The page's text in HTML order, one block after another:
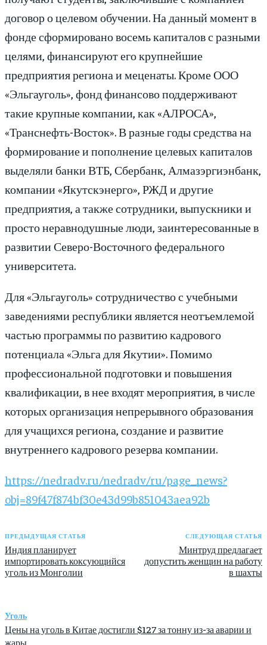
договор о целевом обучении. На данный момент в
фонде сформировано восемь капиталов с разными
целями, финансируют его крупнейшие
предприятия региона и меценаты. Кроме ООО
«Эльгауголь», фонд финансово поддерживают
такие крупные компании, как «АЛРОСА»,
«Транснефть-Восток». В разные годы средства на
формирование и пополнение целевых капиталов
выделяли банки ВТБ, Сбербанк, Алмазэргиэнбанк,
компании «Якутскэнерго», РЖД и другие
предприятия, а также сотрудники, выпускники и
просто неравнодушные люди, заинтересованные в
развитии Северо-Восточного федерального
университета.
Для «Эльгауголь» сотрудничество с учебными
заведениями республики является неотъемлемой
частью программы по развитию кадрового
потенциала «Эльга для Якутии». Помимо
профессиональной подготовки и повышения
квалификации, в нее входят мероприятия, в числе
которых организация непрерывного образования
для учащихся региона, создание и развитие
внутреннего кадрового резерва компании.
https://nedradv.ru/nedradv/ru/page_news?
obj=89f47f874bf30e43d99b851043aea92b
ПРЕДЫДУЩАЯ СТАТЬЯ
Индия планирует
импортировать коксующийся
уголь из Монголии
СЛЕДУЮЩАЯ СТАТЬЯ
Минтруд предлагает
допустить женщин на работу
в шахты
Уголь
Цены на уголь в Китае достигли $127 за тонну из-за аварии и
жары